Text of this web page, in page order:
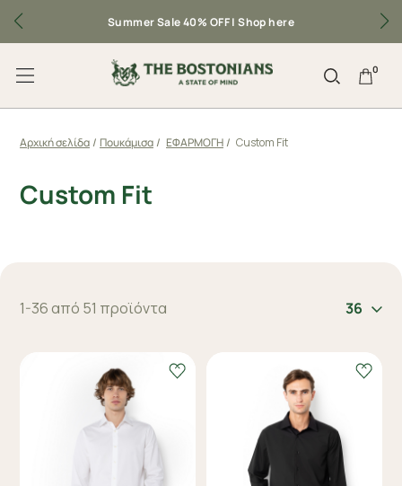
Summer Sale 40% OFF |Shop here
0
Αρχική σελίδα / Πουκάμισα / ΕΦΑΡΜΟΓΗ / Custom Fit
Custom Fit
1-36 από 51 προϊόντα 36